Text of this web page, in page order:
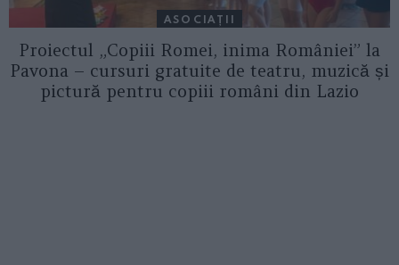
ASOCIAŢII
Proiectul „Copiii Romei, inima României” la
Pavona – cursuri gratuite de teatru, muzică și
pictură pentru copiii români din Lazio